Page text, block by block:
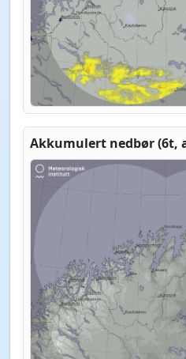
Akkumulert nedbør (6t,